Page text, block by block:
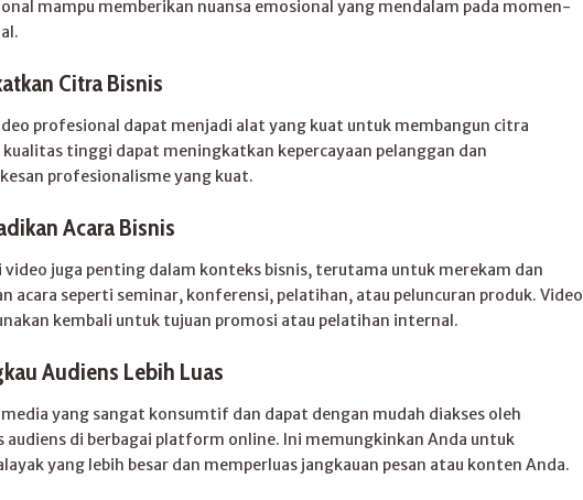
mampu memberikan nuansa emosional yang mendalam pada momen-
Citra Bisnis
profesional dapat menjadi alat yang kuat untuk membangun citra
kualitas tinggi dapat meningkatkan kepercayaan pelanggan dan
profesionalisme yang kuat.
Acara Bisnis
video juga penting dalam konteks bisnis, terutama untuk merekam dan
acara seperti seminar, konferensi, pelatihan, atau peluncuran produk. Video
kembali untuk tujuan promosi atau pelatihan internal.
Audiens Lebih Luas
yang sangat konsumtif dan dapat dengan mudah diakses oleh
audiens di berbagai platform online. Ini memungkinkan Anda untuk
yang lebih besar dan memperluas jangkauan pesan atau konten Anda.